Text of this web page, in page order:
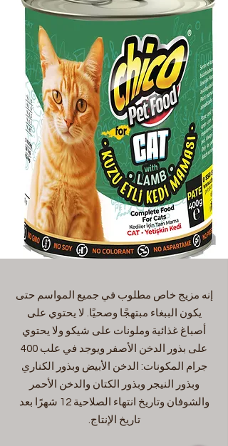
إنه مزيج خاص مطلوب في جميع المواسم حتى
يكون الببغاء مبتهجًا وصحيًا. لا يحتوي على
أصباغ غذائية وملونات على شيكو ولا يحتوي
على بذور الدخن الأصفر ويوجد في علب 400
جرام المكونات: الدخن الأبيض وبذور الكناري
وبذور النيجر وبذور الكتان والدخن الأحمر
والشوفان وتاريخ انتهاء الصلاحية 12 شهرًا بعد
تاريخ الإنتاج.